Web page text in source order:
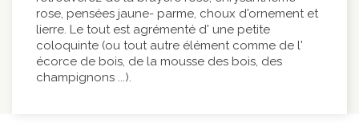
rose, pensées jaune- parme, choux d'ornement et
lierre. Le tout est agrémenté d' une petite
coloquinte (ou tout autre élément comme de l'
écorce de bois, de la mousse des bois, des
champignons ...).